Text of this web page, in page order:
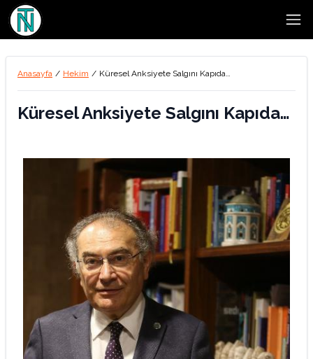
Anasayfa / Hekim / Küresel Anksiyete Salgını Kapıda…
Küresel Anksiyete Salgını Kapıda…